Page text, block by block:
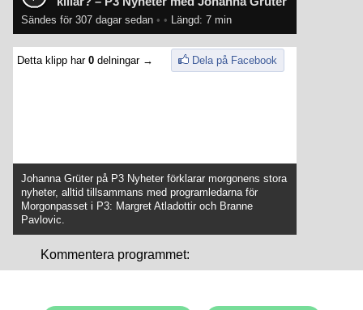
Sändes för 307 dagar sedan • • Längd: 7 min
Detta klipp har 0 delningar → Dela på Facebook
Johanna Grüter på P3 Nyheter förklarar morgonens stora
nyheter, alltid tillsammans med programledarna för
Morgonpasset i P3: Margret Atladottir och Branne
Pavlovic.
Kommentera programmet: